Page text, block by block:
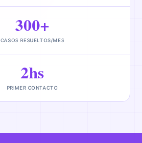
300+
CASOS RESUELTOS/MES
2hs
PRIMER CONTACTO